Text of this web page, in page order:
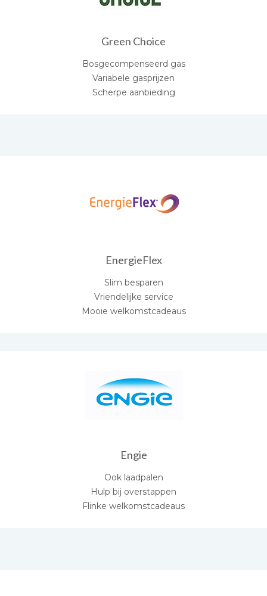
Green Choice
Bosgecompenseerd gas
Variabele gasprijzen
Scherpe aanbieding
EnergieFlex
Slim besparen
Vriendelijke service
Mooie welkomstcadeaus
Engie
Ook laadpalen
Hulp bij overstappen
Flinke welkomstcadeaus